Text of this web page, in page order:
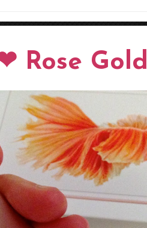
Rose Gold